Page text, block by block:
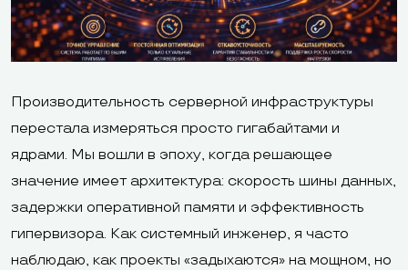
Производительность серверной инфраструктуры
перестала измеряться просто гигабайтами и
ядрами. Мы вошли в эпоху, когда решающее
значение имеет архитектура: скорость шины данных,
задержки оперативной памяти и эффективность
гипервизора. Как системный инженер, я часто
наблюдаю, как проекты «задыхаются» на мощном, но